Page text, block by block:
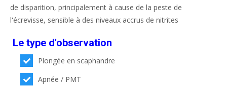
de disparition, principalement à cause de la peste de
l'écrevisse, sensible à des niveaux accrus de nitrites
Le type d'observation
Plongée en scaphandre
Apnée / PMT